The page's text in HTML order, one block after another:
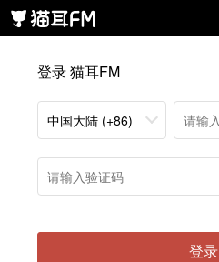
登录 猫耳FM
中国大陆 (+86)
登录